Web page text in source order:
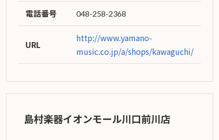
電話番号 048-258-2368
URL
http://www.yamano-
music.co.jp/a/shops/kawaguchi/
島村楽器イオンモール川口前川店